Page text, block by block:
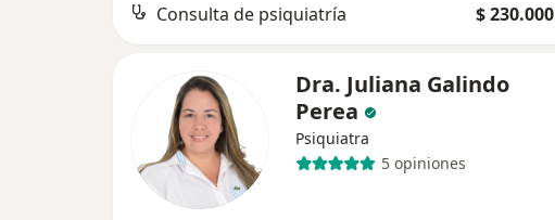
Consulta de psiquiatría $ 230.000
Dra. Juliana Galindo
Perea
Psiquiatra
5 opiniones